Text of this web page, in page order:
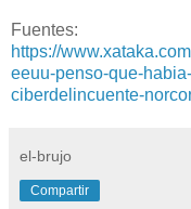
Fuentes:
https://
eeuu-penso-que-
ciberdelincuente-
el-brujo
Compartir